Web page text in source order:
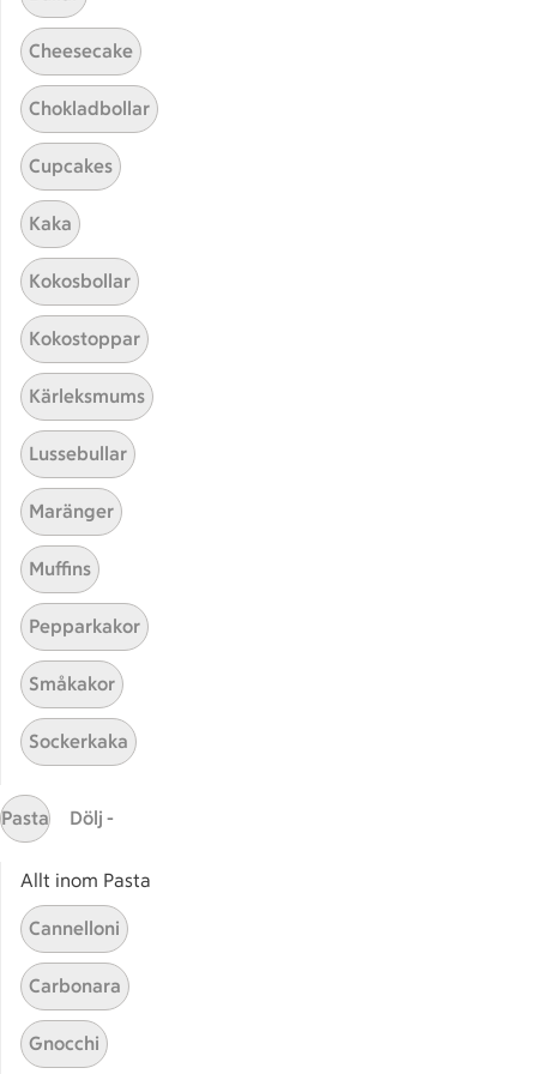
Hittade inget recept
Testa att söka på något nytt, eller ta bort något av
Carpaccio
Här hittar du alla goda recept du har sparat och
Start
Cheesecake
Chokladbollar
Cupcakes
Kaka
Kokosbollar
Kokostoppar
Kärleksmums
Lussebullar
Maränger
Muffins
Pepparkakor
Småkakor
Sockerkaka
Pasta Dölj -
Allt inom Pasta
Cannelloni
Carbonara
Gnocchi